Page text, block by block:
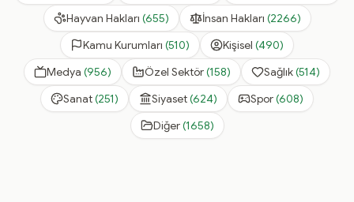
Hayvan Hakları (655) İnsan Hakları (2266)
Kamu Kurumları (510) Kişisel (490)
Medya (956) Özel Sektör(158) Sağlık(514)
Sanat(251) Siyaset(624) Spor(608)
Diğer(1658)